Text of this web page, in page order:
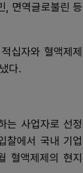
면역글로불린 등
십자와 혈액제제
다.
는 사업자로 선정
찰에서 국내 기업
혈액제제의 현지